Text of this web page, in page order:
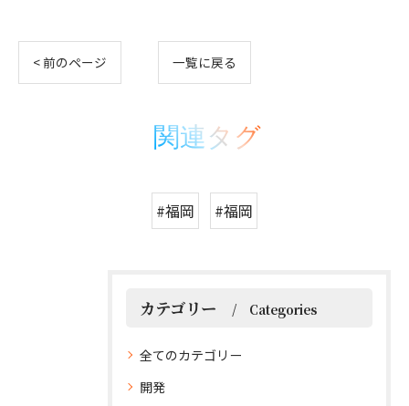
< 前のページ 一覧に戻る
関連タグ
#福岡 #福岡
カテゴリー Categories
全てのカテゴリー
開発